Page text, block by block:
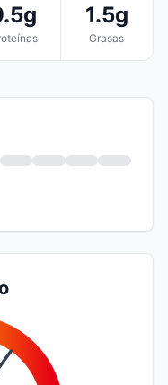
1.5g
Grasas